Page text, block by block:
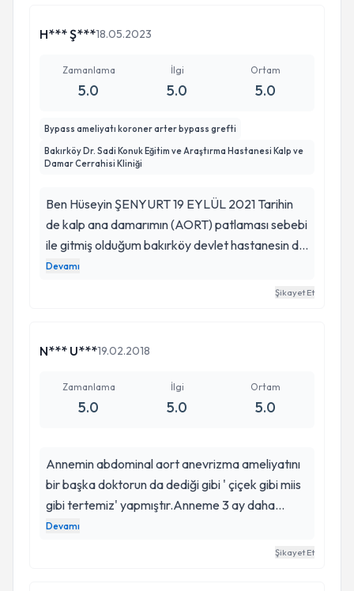
H*** Ş***18.05.2023
Zamanlama
5.0
İlgi
5.0
Ortam
5.0
Bypass ameliyatı koroner arter bypass grefti
Bakırköy Dr. Sadi Konuk Eğitim ve Araştırma Hastanesi Kalp ve
Damar Cerrahisi Kliniği
Ben Hüseyin ŞENYURT 19 EYLÜL 2021 Tarihin
de kalp ana damarımın (AORT) patlaması sebebi
ile gitmiş olduğum bakırköy devlet hastanesin de
Ameliyatıma giren ve 7 saat sıkı mücadele
ederek Rabbimin de takdir ilahisiyle beraber beni
teşekkürler. Böyle işinin ehli değerli Hocalarımızın
Saygın hocamı önere biliyorum çünkü gerçekten
tıbben kurtulma ihtimalimin çok ama çok az
rağmen şükürler olsun ki her hangi bir sorunum
da olmadı çoğu zaman büyük bir ameliyat
yaşadığımı bile unutuyorum. Tekrardan Saygın
hocama ve ekibine Teşekkürlerimi sunuyorum
Devamı
Şikayet Et
N*** U***19.02.2018
Zamanlama
5.0
İlgi
5.0
Ortam
5.0
Annemin abdominal aort anevrizma ameliyatını
bir başka doktorun da dediği gibi ' çiçek gibi miis
gibi tertemiz' yapmıştır.Anneme 3 ay daha
sarılmamı öpmemi kokusunu içime çekmemi
sağlayan doktorumuzdan Allah razı olsun.Onu
Devamı
Şikayet Et